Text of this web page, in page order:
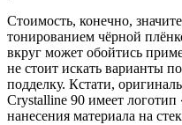
Стоимость, конечно,
тонированием чёрной
вкруг может обойтись
не стоит искать варианты
подделку. Кстати,
Crystalline 90 имеет
нанесения материала на